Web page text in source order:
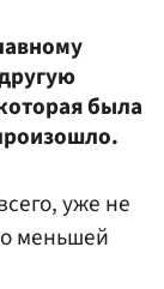
была
уже не
меньшей